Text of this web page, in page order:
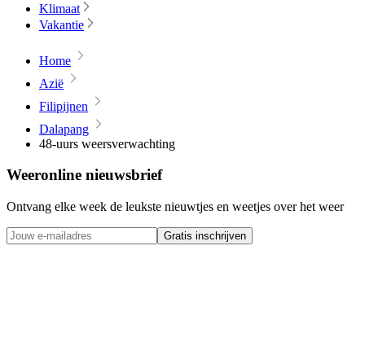
Klimaat
Vakantie
Home
Azië
Filipijnen
Dalapang
48-uurs weersverwachting
Weeronline nieuwsbrief
Ontvang elke week de leukste nieuwtjes en weetjes over het weer
Gratis inschrijven